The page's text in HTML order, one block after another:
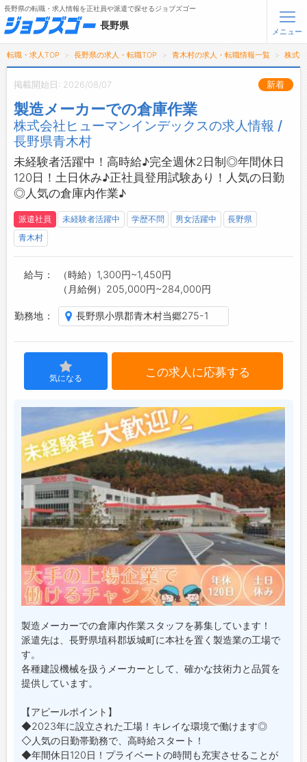
メニュー
トップ
詳細情報で求人を探す
タップで簡単に求人を探す
【初めての方へ】
転職支援サービスについて
転職支援サービス
転職ノウハウ(応募書類の書き方・面接対策など)
転職・採用コラム
ジョブズゴーについて
お問い合わせ
よくあるご質問
長野県の転職・求人情報を正社員や派遣で探せるジョブズゴー
長野県
メニュー
転職・求人TOP 長野県の求人・転職TOP 青木村の求人・転職情報一覧 株式
掲載開始日: 2026/08/07 新着
製造メーカーでの倉庫作業
株式会社ヒューマンインデックスの求人情報 /
長野県青木村
未経験者活躍中！高時給♪完全週休2日制◎年間休日
120日！土日休み♪正社員登用試験あり！人気の日勤
◎人気の倉庫内作業♪
派遣社員 未経験者活躍中 学歴不問 男女活躍中
長野県
青木村
給与
（時給）1,300円~1,450円
（月給例）205,000円~284,000円
勤務地 長野県小県郡青木村当郷275-1
気になる この求人に応募する
製造メーカーでの倉庫内作業スタッフを募集しています！
派遣先は、長野県埴科郡坂城町に本社を置く製造業の工場で
す。
各種建設機械を扱うメーカーとして、確かな技術力と品質を
提供しています。
【アピールポイント】
◆2023年に設立された工場！キレイな環境で働けます◎
◇人気の日勤帯勤務で、高時給スタート！
◆年間休日120日！プライベートの時間も充実させることが